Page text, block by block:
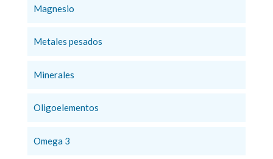
Magnesio
Metales pesados
Minerales
Oligoelementos
Omega 3